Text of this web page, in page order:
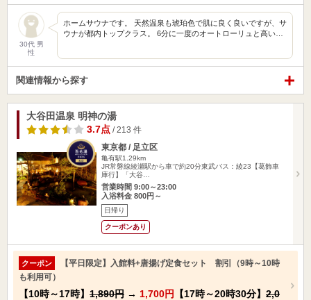
30代 男
性
ホームサウナです。 天然温泉も琥珀色で肌に良く良いですが、サ
ウナが都内トップクラス。 6分に一度のオートローリュと高い…
関連情報から探す
大谷田温泉 明神の湯
3.7点 / 213 件
東京都 / 足立区
亀有駅1.29km
JR常磐線綾瀬駅から車で約20分東武バス：綾23【葛飾車
庫行】「大谷…
営業時間 9:00～23:00
入浴料金 800円～
日帰り
クーポンあり
クーポン
【平日限定】入館料+唐揚げ定食セット 割引（9時～10時
も利用可）
【10時～17時】 1,890円 → 1,700円 【17時～20時30分】 2,0